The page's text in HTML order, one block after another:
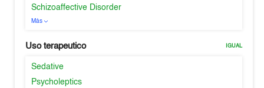
Schizoaffective Disorder
Más
Uso terapeutico IGUAL
Sedative
Psycholeptics